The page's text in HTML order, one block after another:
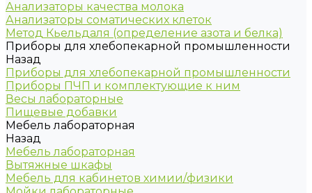
Анализаторы качества молока
Анализаторы соматических клеток
Метод Кьельдаля (определение азота и белка)
Приборы для хлебопекарной промышленности
Назад
Приборы для хлебопекарной промышленности
Приборы ПЧП и комплектующие к ним
Весы лабораторные
Пищевые добавки
Мебель лабораторная
Назад
Мебель лабораторная
Вытяжные шкафы
Мебель для кабинетов химии/физики